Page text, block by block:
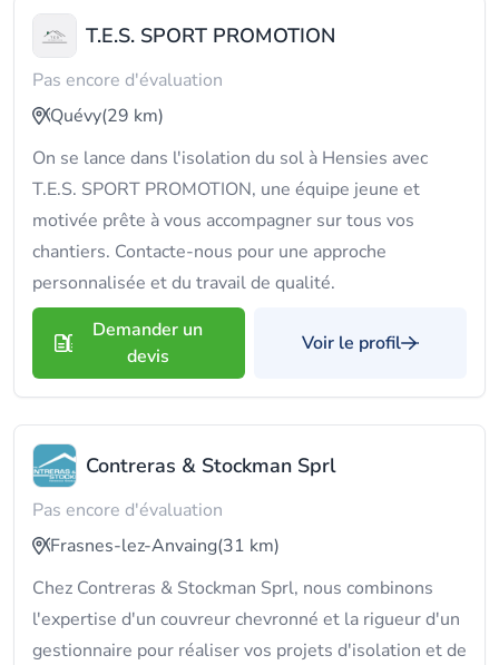
T.E.S. SPORT PROMOTION
Pas encore d'évaluation
Quévy(29 km)
On se lance dans l'isolation du sol à Hensies avec
T.E.S. SPORT PROMOTION, une équipe jeune et
motivée prête à vous accompagner sur tous vos
chantiers. Contacte-nous pour une approche
personnalisée et du travail de qualité.
Demander un
devis
Voir le profil
Contreras & Stockman Sprl
Pas encore d'évaluation
Frasnes-lez-Anvaing(31 km)
Chez Contreras & Stockman Sprl, nous combinons
l'expertise d'un couvreur chevronné et la rigueur d'un
gestionnaire pour réaliser vos projets d'isolation et de